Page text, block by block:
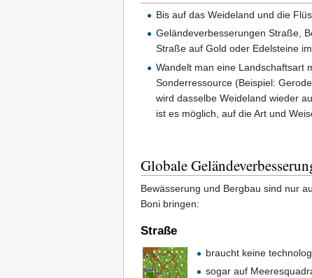
Bis auf das Weideland und die
Geländeverbesserungen Straße,
Straße auf Gold oder Edelsteine
Wandelt man eine Landschaftsart
Sonderressource (Beispiel:
wird dasselbe Weideland wieder
ist es möglich, auf die Art und
Globale
Bewässerung und Bergbau sind nur
Boni bringen:
Straße
braucht keine
sogar auf